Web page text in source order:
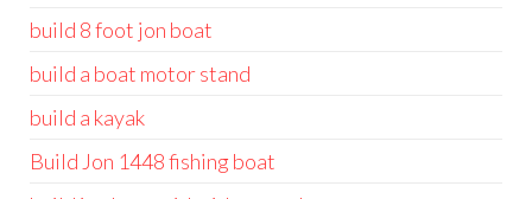
build 8 foot jon boat
build a boat motor stand
build a kayak
Build Jon 1448 fishing boat